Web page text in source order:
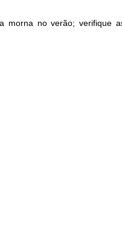
morna no verão; verifique